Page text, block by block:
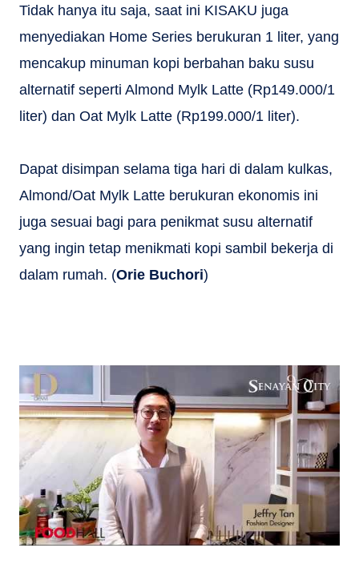
Tidak hanya itu saja, saat ini KISAKU juga
menyediakan Home Series berukuran 1 liter, yang
mencakup minuman kopi berbahan baku susu
alternatif seperti Almond Mylk Latte (Rp149.000/1
liter) dan Oat Mylk Latte (Rp199.000/1 liter).
Dapat disimpan selama tiga hari di dalam kulkas,
Almond/Oat Mylk Latte berukuran ekonomis ini
juga sesuai bagi para penikmat susu alternatif
yang ingin tetap menikmati kopi sambil bekerja di
dalam rumah. (Orie Buchori)